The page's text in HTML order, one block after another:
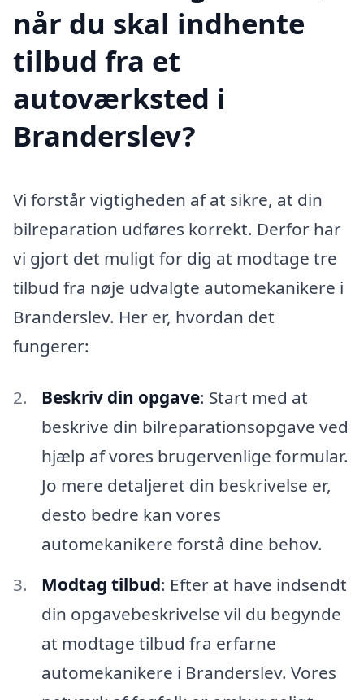
når du skal indhente
tilbud fra et
autoværksted i
Branderslev?
Vi forstår vigtigheden af at sikre, at din
bilreparation udføres korrekt. Derfor har
vi gjort det muligt for dig at modtage tre
tilbud fra nøje udvalgte automekanikere i
Branderslev. Her er, hvordan det
fungerer:
Beskriv din opgave: Start med at
beskrive din bilreparationsopgave ved
hjælp af vores brugervenlige formular.
Jo mere detaljeret din beskrivelse er,
desto bedre kan vores
automekanikere forstå dine behov.
Modtag tilbud: Efter at have indsendt
din opgavebeskrivelse vil du begynde
at modtage tilbud fra erfarne
automekanikere i Branderslev. Vores